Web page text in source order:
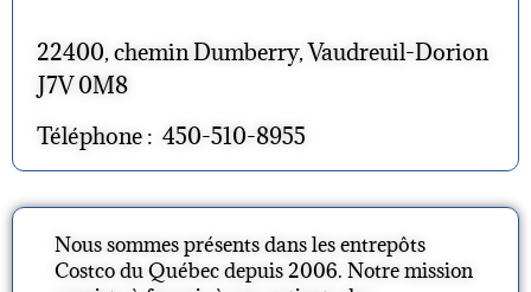
22400, chemin Dumberry, Vaudreuil-Dorion
J7V 0M8
Téléphone : 450-510-8955
Nous sommes présents dans les entrepôts
Costco du Québec depuis 2006. Notre mission